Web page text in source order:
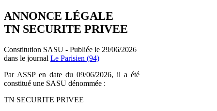
ANNONCE LÉGALE
TN SECURITE PRIVEE
Constitution SASU - Publiée le 29/06/2026
dans le journal Le Parisien (94)
Par ASSP en date du 09/06/2026, il a été
constitué une SASU dénommée :
TN SECURITE PRIVEE